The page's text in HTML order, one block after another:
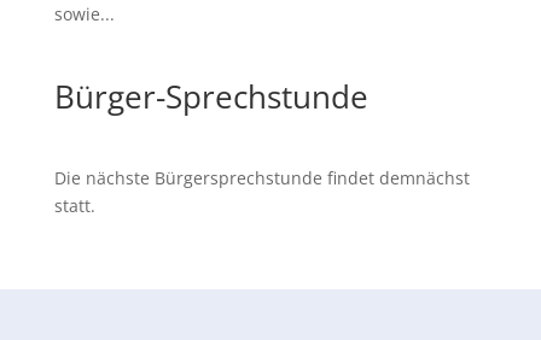
sowie...
Bürger-Sprechstunde
Die nächste Bürgersprechstunde findet demnächst
statt.